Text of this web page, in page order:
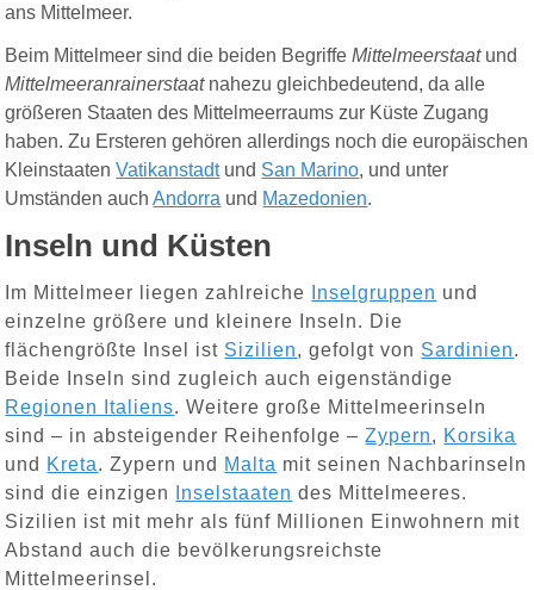
ans Mittelmeer.
Beim Mittelmeer sind die beiden BegriffeMittelmeerstaatund
Mittelmeeranrainerstaatnahezu gleichbedeutend, da alle
größeren Staaten des Mittelmeerraums zur Küste Zugang
haben. Zu Ersteren gehören allerdings noch die europäischen
KleinstaatenVatikanstadtund San Marino, und unter
Umständen auchAndorra und Mazedonien.
Inseln und Küsten
Im Mittelmeer liegen zahlreiche Inselgruppen und
einzelne größere und kleinere Inseln. Die
flächengrößte Insel ist Sizilien, gefolgt von Sardinien.
Beide Inseln sind zugleich auch eigenständige
Regionen Italiens. Weitere große Mittelmeerinseln
sind – in absteigender Reihenfolge –Zypern, Korsika
und Kreta. Zypern und Malta mit seinen Nachbarinseln
sind die einzigen
Inselstaaten des Mittelmeeres.
Sizilien ist mit mehr als fünf Millionen Einwohnern mit
Abstand auch die bevölkerungsreichste
Mittelmeerinsel.